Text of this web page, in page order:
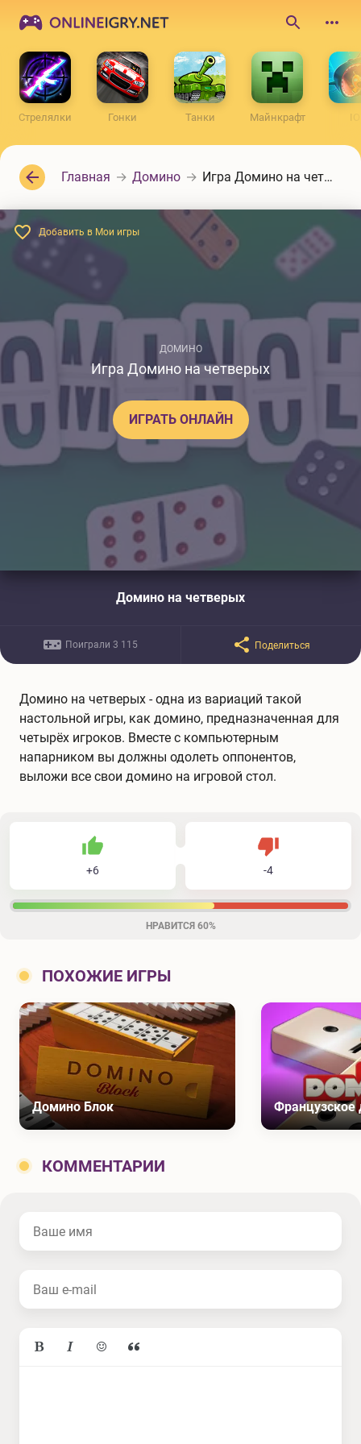
по
сайту
Стрелялки Гонки Танки Майнкрафт IO
Главная Домино Игра Домино на четверых
ДОМИНО
Игра Домино на четверых
ИГРАТЬ ОНЛАЙН
Добавить в Мои игры
Домино на четверых
Поиграли 3 115 Поделиться
Домино на четверых - одна из вариаций такой
настольной игры, как домино, предназначенная для
четырёх игроков. Вместе с компьютерным
напарником вы должны одолеть оппонентов,
выложи все свои домино на игровой стол.
+6
Нравится
-4Не нравится
НРАВИТСЯ 60%
ПОХОЖИЕ ИГРЫ
Домино Блок Французское
КОММЕНТАРИИ